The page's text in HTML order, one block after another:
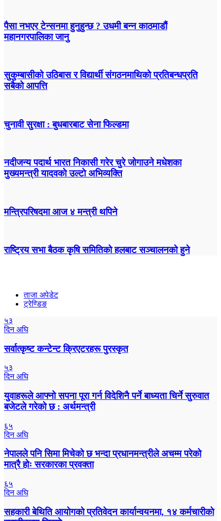
पैसा नभएर टेन्सनमा हुनुहुन्छ ? उधमी बन्न काठमाडौं
महानगरपालिका जानु
सुकुम्बासीको उठिबास र विद्यार्थी संगठनमाथिको प्रतिबन्धप्रति
सबैको आपत्ति
चुनावी सुरक्षा : बुधबारबाट सेना फिल्डमा
नदीजन्य पदार्थ भारत निकासी गरेर चुरे जोगाउने मधेशका
मुख्यमन्त्री यादवकाे उल्टाे अभिव्यक्ति
मन्त्रिपरिषदमा आज ४ मन्त्री थपिने
राष्ट्रिय सभा बैठक कृषि समितिको हलबाट सञ्चालनको हुने
ताजा अपेडेट
ट्रेण्डिङ
५३
दिन अघि
सर्वात्कृष्ट कन्टेन्ट क्रिएटरहरू पुरस्कृत
५३
दिन अघि
युवाहरूले आफ्नो सपना पूरा गर्न विदेशिनै पर्ने बाध्यता चिर्ने सुरुवात
बजेटले गरेको छ : अर्थमन्त्री
६५
दिन अघि
नेपालले पनि सिमा मिचेको छ भन्दा प्रधानमन्त्रीले अचम्म परेको
मात्रै होः सरकारका प्रवक्ता
६५
दिन अघि
सहकारी बेथिति आयोगको प्रतिवेदन कार्यान्वयनमा, १४ कर्मचारीकाे